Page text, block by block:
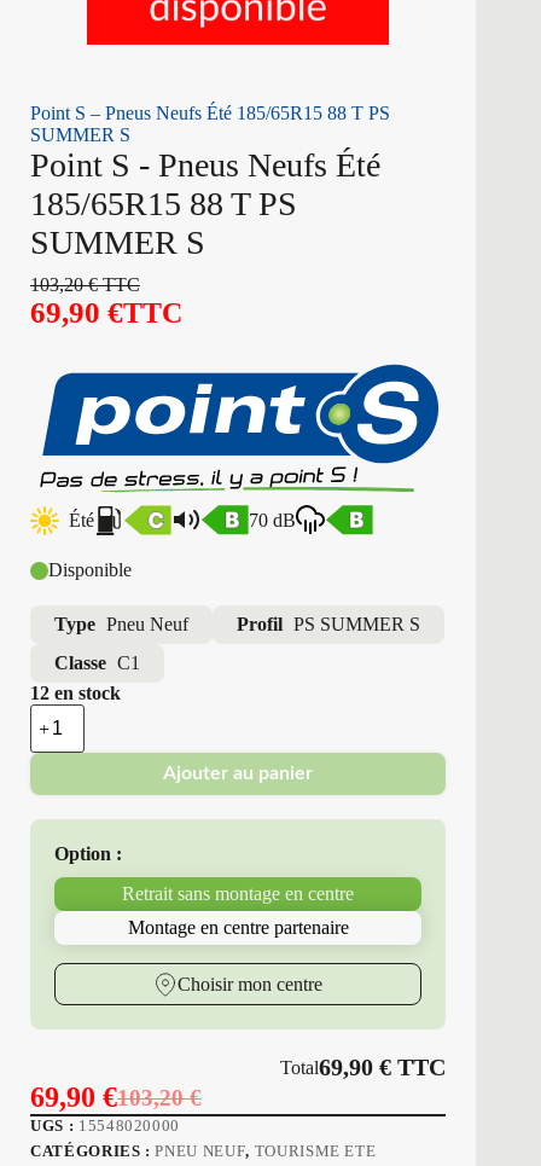
Point S – Pneus Neufs Été 185/65R15 88 T PS
SUMMER S
Point S - Pneus Neufs Été
185/65R15 88 T PS
SUMMER S
103,20€TTC
69,90 €TTC
Été 70 dB
Disponible
Type Pneu Neuf Profil PS SUMMER S
Classe C1
12 en stock
quantité
de
Point
-
Pneus
185/65R15
SUMMER
Ajouter au panier
Option :
Retrait sans montage en centre
Montage en centre partenaire
Choisir mon centre
Total69,90€ TTC
103,20€
Le
prix
69,90 €Le
prix
UGS : 15548020000
CATÉGORIES :PNEU NEUF, TOURISME ETE